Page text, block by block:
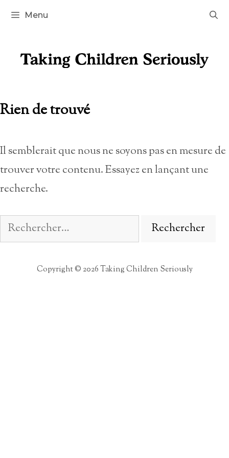
Aller
Menu
Rien de trouvé
Il semblerait que nous ne soyons pas en mesure de
trouver votre contenu. Essayez en lançant une
recherche.
Rechercher :
Copyright © 2026 Taking Children Seriously